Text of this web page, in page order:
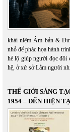
khái niệm Âm bản &
nhỏ để phác họa hành
hé lộ giúp người đọc đôi
hệ, ở xứ sở Lắm người
THẾ GIỚI SÁNG
1954 – ĐẾN HIỆN